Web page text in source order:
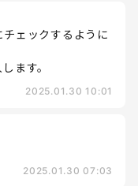
ェックするように
ます。
2025.01.30 10:01
2025.01.30 07:03